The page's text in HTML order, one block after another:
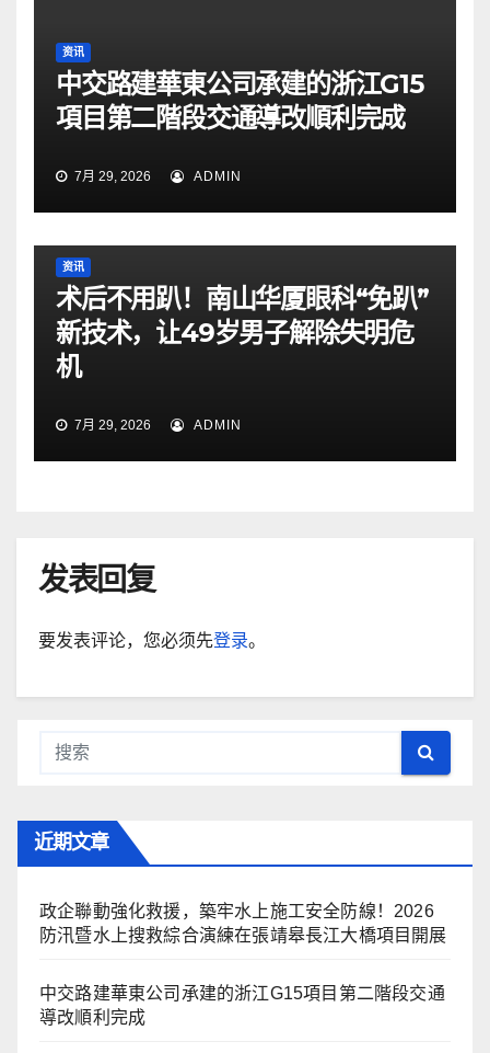
资讯
中交路建華東公司承建的浙江G15
項目第二階段交通導改順利完成
7月 29, 2026 ADMIN
资讯
术后不用趴！南山华厦眼科“免趴”
新技术，让49岁男子解除失明危
机
7月 29, 2026 ADMIN
发表回复
要发表评论，您必须先登录。
近期文章
政企聯動強化救援，築牢水上施工安全防線！2026
防汛暨水上搜救綜合演練在張靖皋長江大橋項目開展
中交路建華東公司承建的浙江G15項目第二階段交通
導改順利完成